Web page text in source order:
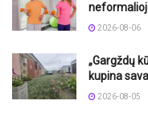
2026-08-06
„Gargždų
kupina
2026-08-05